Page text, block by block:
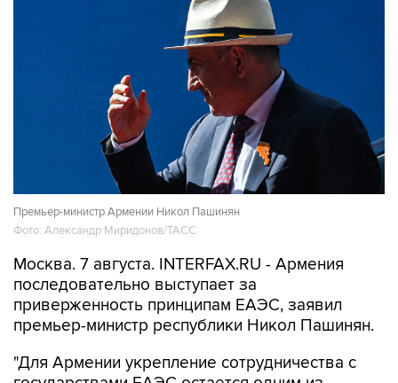
Премьер-министр Армении Никол Пашинян
Фото: Александр Миридонов/ТАСС
Москва. 7 августа. INTERFAX.RU - Армения
последовательно выступает за
приверженность принципам ЕАЭС, заявил
премьер-министр республики Никол Пашинян.
"Для Армении укрепление сотрудничества с